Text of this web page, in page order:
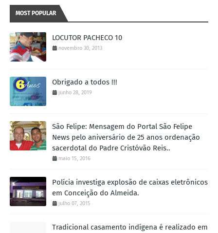
MOST POPULAR
LOCUTOR PACHECO 10
novembro 30, 2013
Obrigado a todos !!!
junho 28, 2019
São Felipe: Mensagem do Portal São Felipe
News pelo aniversário de 25 anos ordenação
sacerdotal do Padre Cristóvão Reis..
maio 15, 2016
Polícia investiga explosão de caixas eletrônicos
em Conceição do Almeida.
julho 07, 2015
Tradicional casamento indígena é realizado em